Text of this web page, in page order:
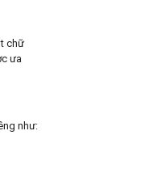
chữ
ưa
như: